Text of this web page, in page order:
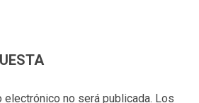
electrónico no será publicada. Los